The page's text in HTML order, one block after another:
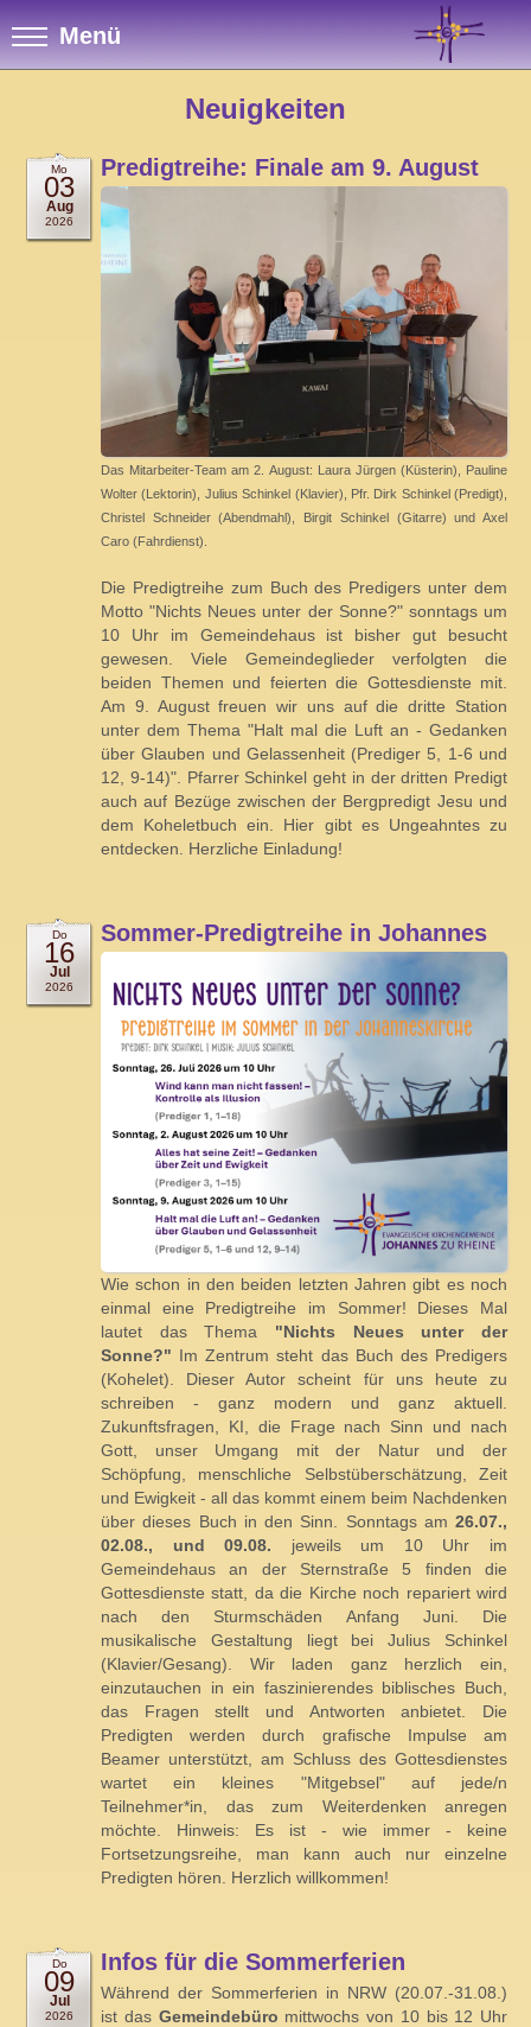
Menü
Neuigkeiten
Mo
03
Aug
2026
Predigtreihe: Finale am 9. August
Das Mitarbeiter-Team am 2. August: Laura Jürgen (Küsterin), Pauline
Wolter (Lektorin), Julius Schinkel (Klavier), Pfr. Dirk Schinkel (Predigt),
Christel Schneider (Abendmahl), Birgit Schinkel (Gitarre) und Axel
Caro (Fahrdienst).
Die Predigtreihe zum Buch des Predigers unter dem
Motto "Nichts Neues unter der Sonne?" sonntags um
10 Uhr im Gemeindehaus ist bisher gut besucht
gewesen. Viele Gemeindeglieder verfolgten die
beiden Themen und feierten die Gottesdienste mit.
Am 9. August freuen wir uns auf die dritte Station
unter dem Thema "Halt mal die Luft an - Gedanken
über Glauben und Gelassenheit (Prediger 5, 1-6 und
12, 9-14)". Pfarrer Schinkel geht in der dritten Predigt
auch auf Bezüge zwischen der Bergpredigt Jesu und
dem Koheletbuch ein. Hier gibt es Ungeahntes zu
entdecken. Herzliche Einladung!
Do
16
Jul
2026
Sommer-Predigtreihe in Johannes
Wie schon in den beiden letzten Jahren gibt es noch
einmal eine Predigtreihe im Sommer! Dieses Mal
lautet das Thema "Nichts Neues unter der
Sonne?" Im Zentrum steht das Buch des Predigers
(Kohelet). Dieser Autor scheint für uns heute zu
schreiben - ganz modern und ganz aktuell.
Zukunftsfragen, KI, die Frage nach Sinn und nach
Gott, unser Umgang mit der Natur und der
Schöpfung, menschliche Selbstüberschätzung, Zeit
und Ewigkeit - all das kommt einem beim Nachdenken
über dieses Buch in den Sinn. Sonntags am 26.07.,
02.08., und 09.08. jeweils um 10 Uhr im
Gemeindehaus an der Sternstraße 5 finden die
Gottesdienste statt, da die Kirche noch repariert wird
nach den Sturmschäden Anfang Juni. Die
musikalische Gestaltung liegt bei Julius Schinkel
(Klavier/Gesang). Wir laden ganz herzlich ein,
einzutauchen in ein faszinierendes biblisches Buch,
das Fragen stellt und Antworten anbietet. Die
Predigten werden durch grafische Impulse am
Beamer unterstützt, am Schluss des Gottesdienstes
wartet ein kleines "Mitgebsel" auf jede/n
Teilnehmer*in, das zum Weiterdenken anregen
möchte. Hinweis: Es ist - wie immer - keine
Fortsetzungsreihe, man kann auch nur einzelne
Predigten hören. Herzlich willkommen!
Do
09
Jul
2026
Infos für die Sommerferien
Während der Sommerferien in NRW (20.07.-31.08.)
ist das Gemeindebüro mittwochs von 10 bis 12 Uhr